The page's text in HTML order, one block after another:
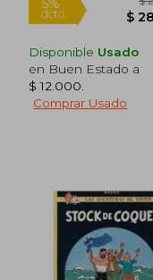
Disponible Usado
en Buen Estado a
$ 12.000
Comprar Usado